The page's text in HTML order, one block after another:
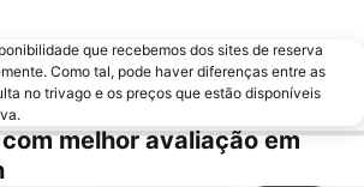
que recebemos dos sites de reserva
Como tal, pode haver diferenças entre as
no trivago e os preços que estão disponíveis
melhor avaliação em